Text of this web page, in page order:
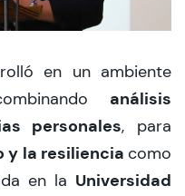
en un ambiente
análisis
personales, para
y la resiliencia como
en la Universidad